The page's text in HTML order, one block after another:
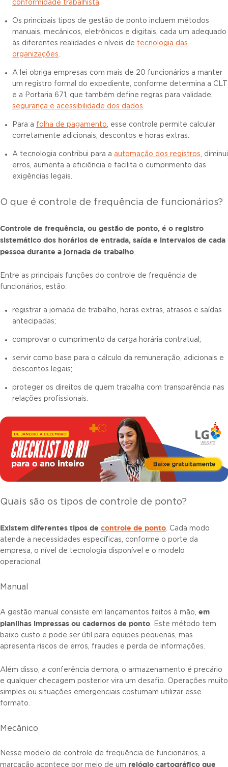
conformidade trabalhista.
Os principais tipos de gestão de ponto incluem métodos
manuais, mecânicos, eletrônicos e digitais, cada um adequado
às diferentes realidades e níveis de tecnologia das
organizações.
A lei obriga empresas com mais de 20 funcionários a manter
um registro formal do expediente, conforme determina a CLT
e a Portaria 671, que também define regras para validade,
segurança e acessibilidade dos dados.
Para a folha de pagamento, esse controle permite calcular
corretamente adicionais, descontos e horas extras.
A tecnologia contribui para a automação dos registros, diminui
erros, aumenta a eficiência e facilita o cumprimento das
exigências legais.
O que é controle de frequência de funcionários?
Controle de frequência, ou gestão de ponto, é o registro
sistemático dos horários de entrada, saída e intervalos de cada
pessoa durante a jornada de trabalho.
Entre as principais funções do controle de frequência de
funcionários, estão:
registrar a jornada de trabalho, horas extras, atrasos e saídas
antecipadas;
comprovar o cumprimento da carga horária contratual;
servir como base para o cálculo da remuneração, adicionais e
descontos legais;
proteger os direitos de quem trabalha com transparência nas
relações profissionais.
Quais são os tipos de controle de ponto?
Existem diferentes tipos de controle de ponto. Cada modo
atende a necessidades específicas, conforme o porte da
empresa, o nível de tecnologia disponível e o modelo
operacional.
Manual
A gestão manual consiste em lançamentos feitos à mão, em
planilhas impressas ou cadernos de ponto. Este método tem
baixo custo e pode ser útil para equipes pequenas, mas
apresenta riscos de erros, fraudes e perda de informações.
Além disso, a conferência demora, o armazenamento é precário
e qualquer checagem posterior vira um desafio. Operações muito
simples ou situações emergenciais costumam utilizar esse
formato.
Mecânico
Nesse modelo de controle de frequência de funcionários, a
marcação acontece por meio de um relógio cartográfico que